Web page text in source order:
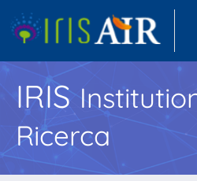
IRIS
Ricerca